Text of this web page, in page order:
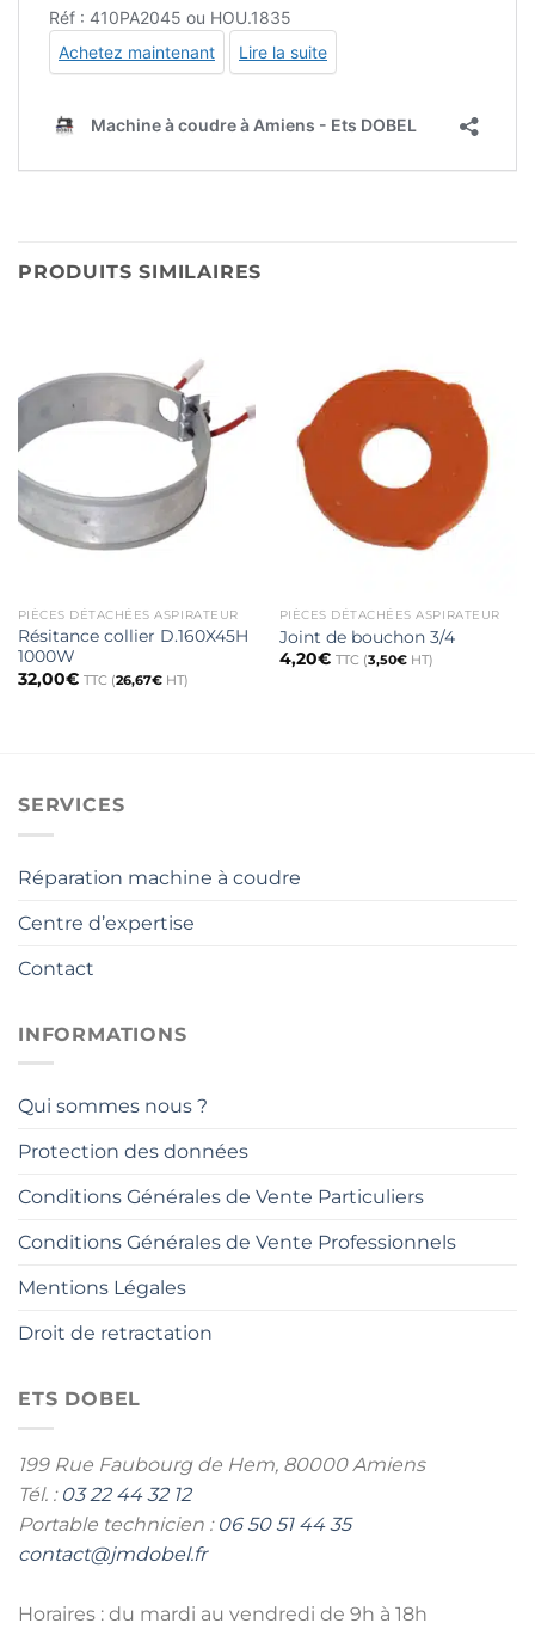
PRODUITS SIMILAIRES
PIÈCES DÉTACHÉES ASPIRATEUR
Résitance collier D.160X45H
1000W
32,00€ TTC (26,67€HT)
PIÈCES DÉTACHÉES ASPIRATEUR
Joint de bouchon 3/4
4,20€ TTC (3,50€HT)
SERVICES
Réparation machine à coudre
Centre d’expertise
Contact
INFORMATIONS
Qui sommes nous ?
Protection des données
Conditions Générales de Vente Particuliers
Conditions Générales de Vente Professionnels
Mentions Légales
Droit de retractation
ETS DOBEL
199 Rue Faubourg de Hem, 80000 Amiens
Tél. : 03 22 44 32 12
Portable technicien : 06 50 51 44 35
contact@jmdobel.fr
Horaires : du mardi au vendredi de 9h à 18h